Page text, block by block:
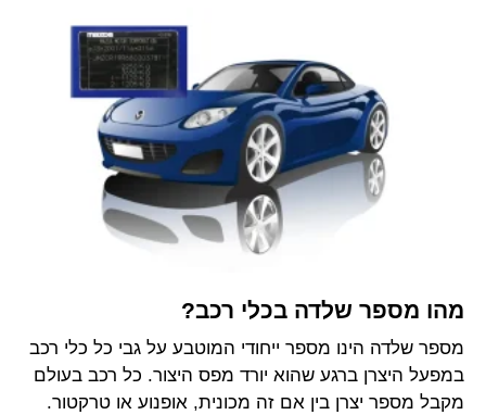
מהו מספר שלדה בכלי רכב?
מספר שלדה הינו מספר ייחודי המוטבע על גבי כל כלי רכב
במפעל היצרן ברגע שהוא יורד מפס היצור. כל רכב בעולם
מקבל מספר יצרן בין אם זה מכונית, אופנוע או טרקטור.